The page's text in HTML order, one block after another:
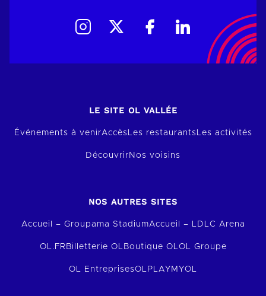
LE SITE OL VALLÉE
Événements à venirAccès Les restaurants Les activités
Découvrir Nos voisins
NOS AUTRES SITES
Accueil – Groupama StadiumAccueil – LDLC Arena
OL.FR Billetterie OL Boutique OL OL Groupe
OL EntreprisesOLPLAY MYOL